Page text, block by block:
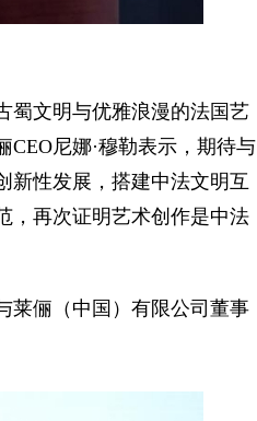
蜀文明与优雅浪漫的法国艺
尼娜·穆勒表示，期待与
新性发展，搭建中法文明互
，再次证明艺术创作是中法
莱俪（中国）有限公司董事